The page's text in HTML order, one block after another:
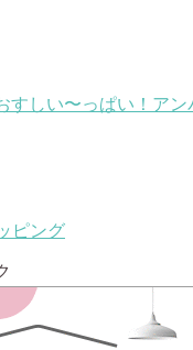
すしい〜っぱい！ア
ピング